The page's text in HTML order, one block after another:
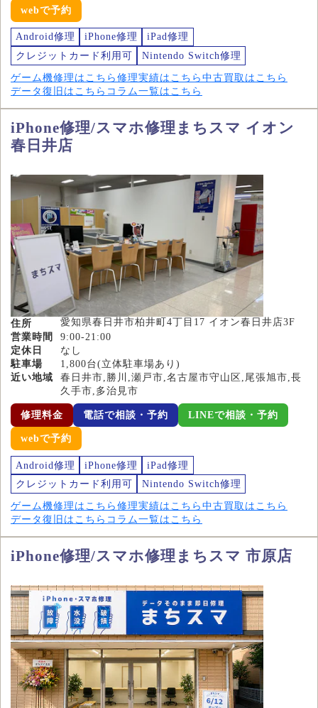
webで予約
Android修理 iPhone修理
iPad修理
クレジットカード利用可
Nintendo Switch修理
ゲーム機修理はこちら 修理実績はこちら 中古買取はこちら
データ復旧はこちら コラム一覧はこちら
iPhone修理/スマホ修理まちスマ イオン
春日井店
住所
愛知県春日井市柏井町4丁目17 イオン春日井店3F
営業時間
9:00-21:00
定休日
なし
駐車場
1,800台(立体駐車場あり)
近い地域
春日井市,勝川,瀬戸市,名古屋市守山区,尾張旭市,長
久手市,多治見市
修理料金 電話で相談・予約 LINEで相談・予約
webで予約
Android修理 iPhone修理
iPad修理
クレジットカード利用可
Nintendo Switch修理
ゲーム機修理はこちら 修理実績はこちら 中古買取はこちら
データ復旧はこちら コラム一覧はこちら
iPhone修理/スマホ修理まちスマ 市原店